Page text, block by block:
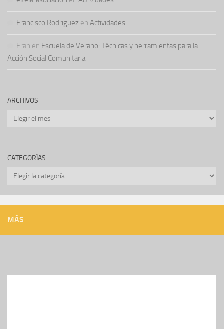
Francisco Rodriguez en Actividades
Fran en Escuela de Verano: Técnicas y herramientas para la
Acción Social Comunitaria
ARCHIVOS
Archivos
CATEGORÍAS
Categorías
MÁS